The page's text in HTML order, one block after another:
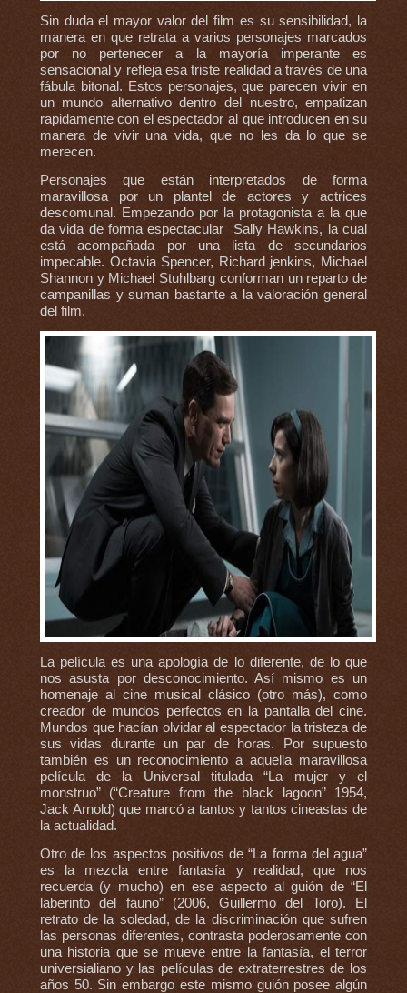
Sin duda el mayor valor del film es su sensibilidad, la
manera en que retrata a varios personajes marcados
por no pertenecer a la mayoría imperante es
sensacional y refleja esa triste realidad a través de una
fábula bitonal. Estos personajes, que parecen vivir en
un mundo alternativo dentro del nuestro, empatizan
rapidamente con el espectador al que introducen en su
manera de vivir una vida, que no les da lo que se
merecen.
Personajes que están interpretados de forma
maravillosa por un plantel de actores y actrices
descomunal. Empezando por la protagonista a la que
da vida de forma espectacular Sally Hawkins, la cual
está acompañada por una lista de secundarios
impecable. Octavia Spencer, Richard jenkins, Michael
Shannon y Michael Stuhlbarg conforman un reparto de
campanillas y suman bastante a la valoración general
del film.
La película es una apología de lo diferente, de lo que
nos asusta por desconocimiento. Así mismo es un
homenaje al cine musical clásico (otro más), como
creador de mundos perfectos en la pantalla del cine.
Mundos que hacían olvidar al espectador la tristeza de
sus vidas durante un par de horas. Por supuesto
también es un reconocimiento a aquella maravillosa
película de la Universal titulada “La mujer y el
monstruo” (“Creature from the black lagoon” 1954,
Jack Arnold) que marcó a tantos y tantos cineastas de
la actualidad.
Otro de los aspectos positivos de “La forma del agua”
es la mezcla entre fantasía y realidad, que nos
recuerda (y mucho) en ese aspecto al guión de “El
laberinto del fauno” (2006, Guillermo del Toro). El
retrato de la soledad, de la discriminación que sufren
las personas diferentes, contrasta poderosamente con
una historia que se mueve entre la fantasía, el terror
universialiano y las películas de extraterrestres de los
años 50. Sin embargo este mismo guión posee algún